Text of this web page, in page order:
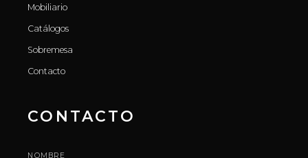
Mobiliario
Catálogos
Sobremesa
Contacto
CONTACTO
NOMBRE